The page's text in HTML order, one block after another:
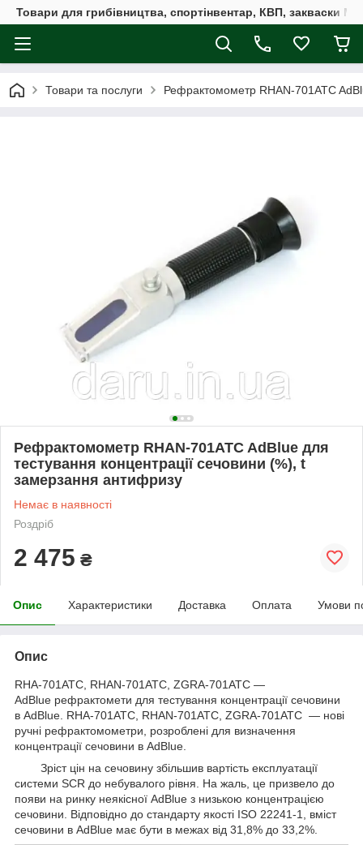
Товари для грибівництва, спортінвентар, КВП, закваски
Товари та послуги Рефрактомометр RHAN-701ATC
Рефрактомометр RHAN-701ATC AdBlue для
тестування концентрації сечовини (%), t
замерзання антифризу
Немає в наявності
Роздріб
2 475 ₴
Опис Характеристики Доставка Оплата Умови
Опис
RHA-701ATC, RHAN-701ATC, ZGRA-701ATC ―
AdBlue рефрактомети для тестування концентрації сечовини
в AdBlue. RHA-701ATC, RHAN-701ATC, ZGRA-701ATC ― нові
ручні рефрактомометри, розроблені для визначення
концентрації сечовини в AdBlue.
Зріст цін на сечовину збільшив вартість експлуатації
системи SCR до небувалого рівня. На жаль, це призвело до
появи на ринку неякісної AdBlue з низькою концентрацією
сечовини. Відповідно до стандарту якості ISO 22241-1, вміст
сечовини в AdBlue має бути в межах від 31,8% до 33,2%.